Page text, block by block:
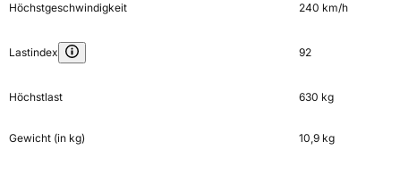
Höchstgeschwindigkeit 240 km/h
Lastindex 92
Höchstlast 630 kg
Gewicht (in kg) 10,9 kg